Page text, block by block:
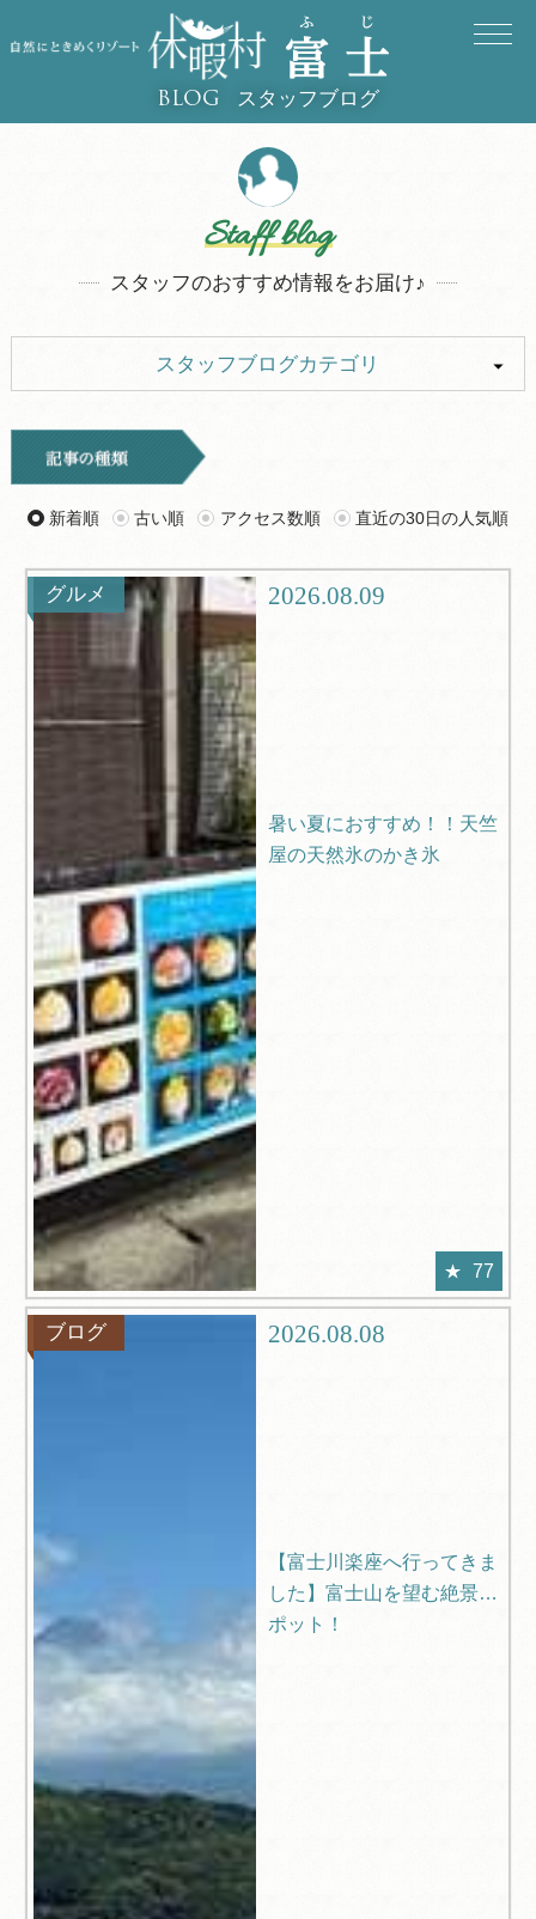
BLOG スタッフブログ
Staff blog
スタッフのおすすめ情報をお届け♪
スタッフブログカテゴリ
お知らせ
ツアー グルメ
観光
Q＆A
新着順 古い順 アクセス数順 直近の30日の人気順
グルメ 2026.08.09
暑い夏におすすめ！！天竺
屋の天然氷のかき氷
77
ブログ 2026.08.08
【富士川楽座へ行ってきま
した】富士山を望む絶景ス
ポット！